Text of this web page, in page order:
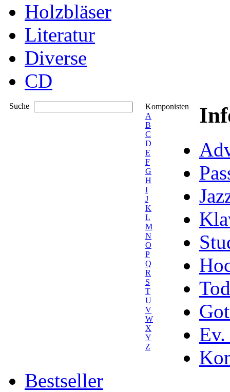
Holzbläser
Literatur
Diverse
CD
Suche
Komponisten
A
B
C
D
E
F
G
H
I
J
K
L
M
N
O
P
Q
R
S
T
U
V
W
X
Y
Z
Ev.
Bestseller